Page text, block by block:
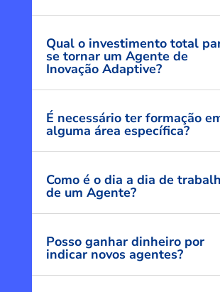
Qual o investimento total
se tornar um Agente de
Inovação Adaptive?
É necessário ter formação
alguma área específica?
Como é o dia a dia de
de um Agente?
Posso ganhar dinheiro por
indicar novos agentes?